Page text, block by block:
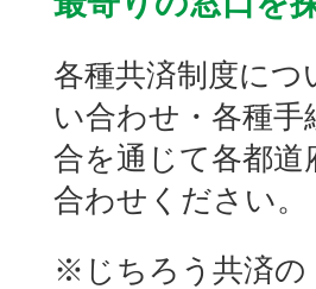
各種共済制度に
い合わせ・各種
合を通じて各都
合わせください。
※じちろう共済の